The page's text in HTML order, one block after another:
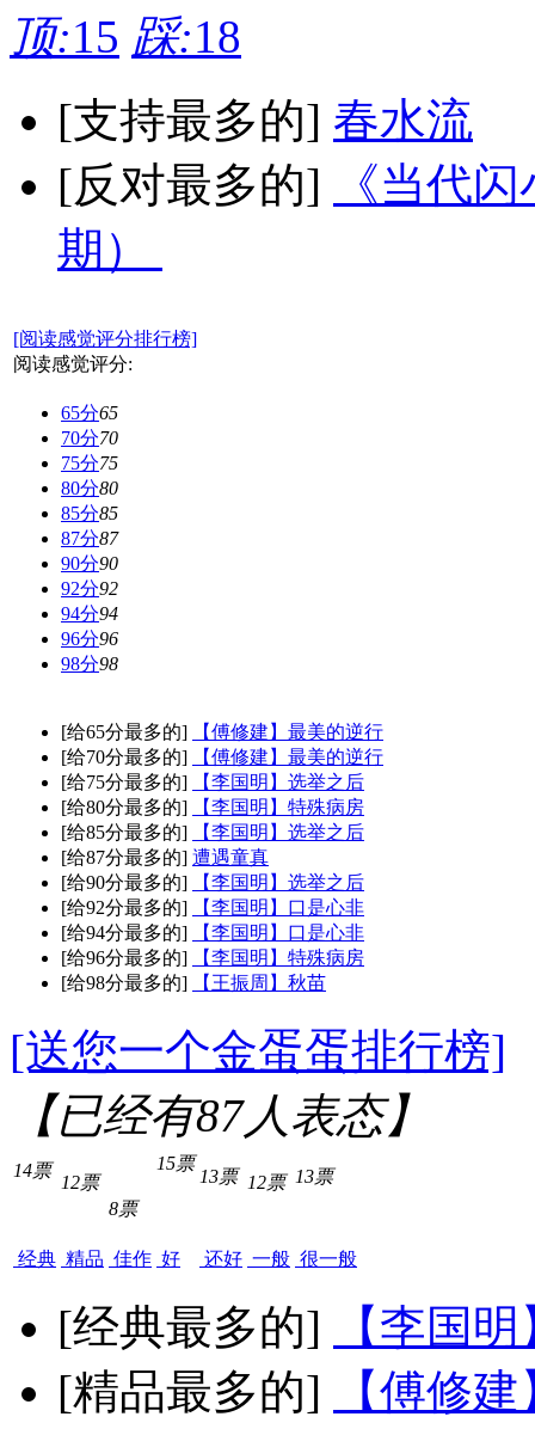
顶:15 踩:18
[支持最多的] 春水流
[反对最多的]
《当代
期）
[阅读感觉评分排行榜]
阅读感觉评分:
65分65
70分70
75分75
80分80
85分85
87分87
90分90
92分92
94分94
96分96
98分98
[给65分最多的]
【傅修建】最美的逆行
[给70分最多的]
【傅修建】最美的逆行
[给75分最多的]
【李国明】选举之后
[给80分最多的]
【李国明】特殊病房
[给85分最多的]
【李国明】选举之后
[给87分最多的] 遭遇童真
[给90分最多的]
【李国明】选举之后
[给92分最多的]
【李国明】口是心非
[给94分最多的]
【李国明】口是心非
[给96分最多的]
【李国明】特殊病房
[给98分最多的]
【王振周】秋苗
[送您一个金蛋蛋排行榜]
【已经有87人表态】
14票
经典
12票
精品
8票
佳作
15票
好
13票
还好
12票
一般
13票
很一般
[经典最多的]
【李国
[精品最多的]
【傅修